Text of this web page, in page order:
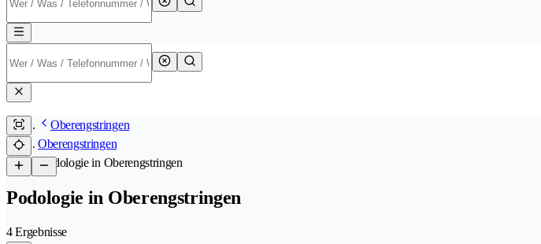
Oberengstringen
Oberengstringen
/Podologie in Oberengstringen
Podologie in Oberengstringen
4 Ergebnisse